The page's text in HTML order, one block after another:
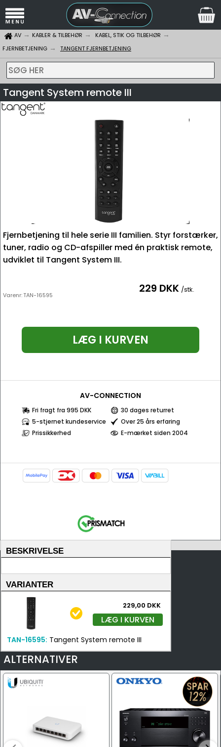
AV KABLER & TILBEHØR
KABEL, STIK OG TILBEHØR
FJERNBETJENING
TANGENT FJERNBETJENING
SØG HER
Tangent System remote III
Fjernbetjening til hele serie III familien. Styr forstærker,
tuner, radio og CD-afspiller med én praktisk remote,
udviklet til Tangent System III.
Varenr:TAN-16595 229 DKK /stk.
LÆG I KURVEN
AV-CONNECTION
Fri fragt fra 995 DKK
30 dages returret
5-stjernet kundeservice
Over 25 års erfaring
Prissikkerhed
E-mærket siden 2004
BESKRIVELSE
VARIANTER
229,00 DKK
LÆG I KURVEN
TAN-16595: Tangent System remote III
ALTERNATIVER